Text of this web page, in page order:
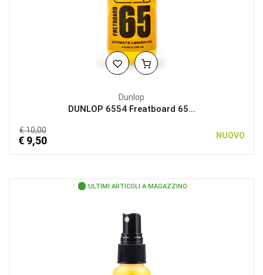
Dunlop
DUNLOP 6554 Freatboard 65...
€ 10,00
€ 9,50 NUOVO
ULTIMI ARTICOLI A MAGAZZINO